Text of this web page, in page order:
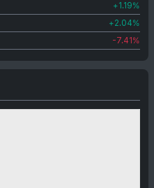
+1.19%
+2.04%
-7.41 %